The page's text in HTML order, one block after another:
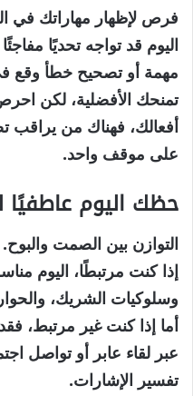
فرص لإظهار مهاراتك في
اليوم قد تواجه تحديًا
مهمة أو تصحيح خطأ وقع
تمنحك الأفضلية، لكن
أفعالك، فهناك من يراقب
على موقف واحد.
حظك اليوم عاطفيًا
التوازن بين الصمت والبوح.
إذا كنت مرتبطًا، اليوم
وسلوكيات الشريك،
أما إذا كنت غير مرتبط،
عبر لقاء عابر أو تواصل
تفسير الإشارات.